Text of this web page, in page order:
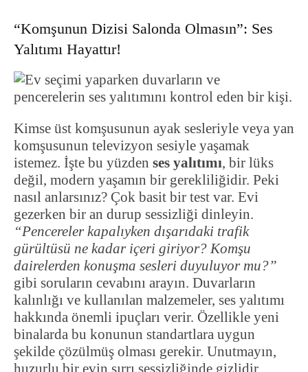
“Komşunun Dizisi Salonda Olmasın”: Ses
Yalıtımı Hayattır!
Kimse üst komşusunun ayak sesleriyle veya yan
komşusunun televizyon sesiyle yaşamak
istemez. İşte bu yüzden ses yalıtımı, bir lüks
değil, modern yaşamın bir gerekliliğidir. Peki
nasıl anlarsınız? Çok basit bir test var. Evi
gezerken bir an durup sessizliği dinleyin.
“Pencereler kapalıyken dışarıdaki trafik
gürültüsü ne kadar içeri giriyor? Komşu
dairelerden konuşma sesleri duyuluyor mu?”
gibi soruların cevabını arayın. Duvarların
kalınlığı ve kullanılan malzemeler, ses yalıtımı
hakkında önemli ipuçları verir. Özellikle yeni
binalarda bu konunun standartlara uygun
şekilde çözülmüş olması gerekir. Unutmayın,
huzurlu bir evin sırrı sessizliğinde gizlidir.